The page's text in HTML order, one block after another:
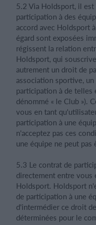
5.2 Via Holdsport, il
participation à des
accord avec Holdsport
égard sont exposées
régissent la relation
Holdsport, qui
autrement un droit de
association sportive,
participation à de telles
dénommé « le Club »).
vous en tant
participation à une
n'acceptez pas ces
une équipe ne peut pas
5.3 Le contrat de
directement entre vous
Holdsport. Holdsport
de participation à une
d'intermédier ce droit
déterminées pour le